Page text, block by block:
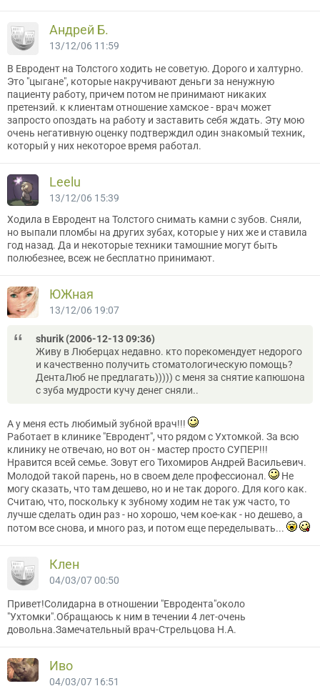
Андрей Б.
13/12/06 11:59
В Евродент на Толстого ходить не советую. Дорого и халтурно.
Это "цыгане", которые накручивают деньги за ненужную
пациенту работу, причем потом не принимают никаких
претензий. к клиентам отношение хамское - врач может
запросто опоздать на работу и заставить себя ждать. Эту мою
очень негативную оценку подтверждил один знакомый техник,
который у них некоторое время работал.
Leelu
13/12/06 15:39
Ходила в Евродент на Толстого снимать камни с зубов. Сняли,
но выпали пломбы на других зубах, которые у них же и ставила
год назад. Да и некоторые техники тамошние могут быть
полюбезнее, всеж не бесплатно принимают.
ЮЖная
13/12/06 19:07
shurik (2006-12-13 09:36)
Живу в Люберцах недавно. кто порекомендует недорого
и качественно получить стоматологическую помощь?
ДентаЛюб не предлагать))))) с меня за снятие капюшона
с зуба мудрости кучу денег сняли..
А у меня есть любимый зубной врач!!!
Работает в клинике "Евродент", что рядом с Ухтомкой. За всю
клинику не отвечаю, но вот он - мастер просто СУПЕР!!!
Нравится всей семье. Зовут его Тихомиров Андрей Васильевич.
Молодой такой парень, но в своем деле профессионал.
Не
могу сказать, что там дешево, но и не так дорого. Для кого как.
Считаю, что, поскольку к зубному ходим не так уж часто, то
лучше сделать один раз - но хорошо, чем кое-как - но дешево, а
потом все снова, и много раз, и потом еще переделывать...
Клен
04/03/07 00:50
Привет!Солидарна в отношении "Евродента"около
"Ухтомки".Обращаюсь к ним в течении 4 лет-очень
довольна.Замечательный врач-Стрельцова Н.А.
Иво
04/03/07 16:51